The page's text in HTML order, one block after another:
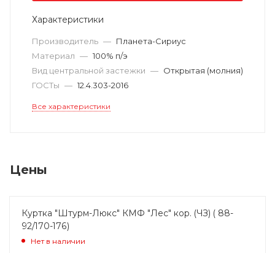
Характеристики
Производитель — Планета-Сириус
Материал — 100% п/э
Вид центральной застежки — Открытая (молния)
ГОСТы — 12.4.303-2016
Все характеристики
Цены
Куртка "Штурм-Люкс" КМФ "Лес" кор. (ЧЗ) ( 88-
92/170-176)
Нет в наличии